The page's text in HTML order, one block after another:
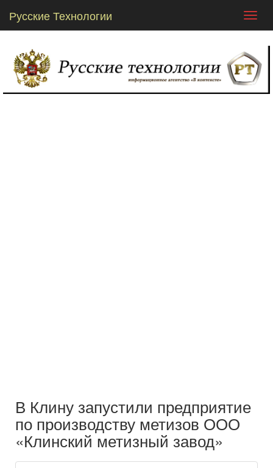
Русские Технологии
В Клину запустили предприятие
по производству метизов ООО
«Клинский метизный завод»